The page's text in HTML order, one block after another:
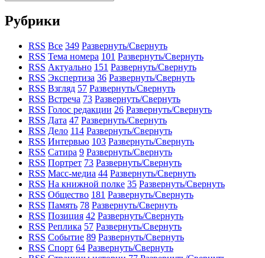
Рубрики
RSS Все 349 Развернуть/Свернуть
RSS Тема номера 101 Развернуть/Свернуть
RSS Актуально 151 Развернуть/Свернуть
RSS Экспертиза 36 Развернуть/Свернуть
RSS Взгляд 57 Развернуть/Свернуть
RSS Встреча 73 Развернуть/Свернуть
RSS Голос редакции 26 Развернуть/Свернуть
RSS Дата 47 Развернуть/Свернуть
RSS Дело 114 Развернуть/Свернуть
RSS Интервью 103 Развернуть/Свернуть
RSS Сатира 9 Развернуть/Свернуть
RSS Портрет 73 Развернуть/Свернуть
RSS Масс-медиа 44 Развернуть/Свернуть
RSS На книжной полке 35 Развернуть/Свернуть
RSS Общество 181 Развернуть/Свернуть
RSS Память 78 Развернуть/Свернуть
RSS Позиция 42 Развернуть/Свернуть
RSS Реплика 57 Развернуть/Свернуть
RSS Событие 89 Развернуть/Свернуть
RSS Спорт 64 Развернуть/Свернуть